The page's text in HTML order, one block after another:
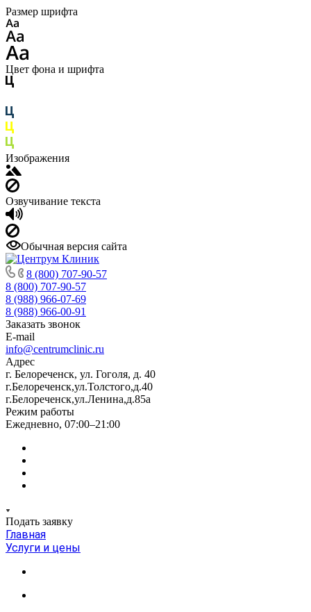
Размер шрифта
Цвет фона и шрифта
Изображения
Озвучивание текста
Обычная версия сайта
8 (800) 707-90-57
8 (800) 707-90-57
8 (988) 966-07-69
8 (988) 966-00-91
Заказать звонок
E-mail
info@centrumclinic.ru
Адрес
г. Белореченск, ул. Гоголя, д. 40
г.Белореченск,ул.Толстого,д.40
г.Белореченск,ул.Ленина,д.85а
Режим работы
Ежедневно, 07:00–21:00
Подать заявку
Главная
Услуги и цены